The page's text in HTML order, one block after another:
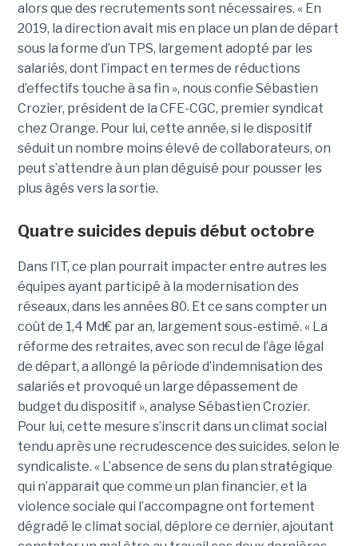
alors que des recrutements sont nécessaires. « En
2019, la direction avait mis en place un plan de départ
sous la forme d’un TPS, largement adopté par les
salariés, dont l’impact en termes de réductions
d’effectifs touche à sa fin », nous confie Sébastien
Crozier, président de la CFE-CGC, premier syndicat
chez Orange. Pour lui, cette année, si le dispositif
séduit un nombre moins élevé de collaborateurs, on
peut s’attendre à un plan déguisé pour pousser les
plus âgés vers la sortie.
Quatre suicides depuis début octobre
Dans l’IT, ce plan pourrait impacter entre autres les
équipes ayant participé à la modernisation des
réseaux, dans les années 80. Et ce sans compter un
coût de 1,4 Md€ par an, largement sous-estimé. « La
réforme des retraites, avec son recul de l’âge légal
de départ, a allongé la période d’indemnisation des
salariés et provoqué un large dépassement de
budget du dispositif », analyse Sébastien Crozier.
Pour lui, cette mesure s’inscrit dans un climat social
tendu après une recrudescence des suicides, selon le
syndicaliste. « L’absence de sens du plan stratégique
qui n’apparait que comme un plan financier, et la
violence sociale qui l’accompagne ont fortement
dégradé le climat social, déplore ce dernier, ajoutant